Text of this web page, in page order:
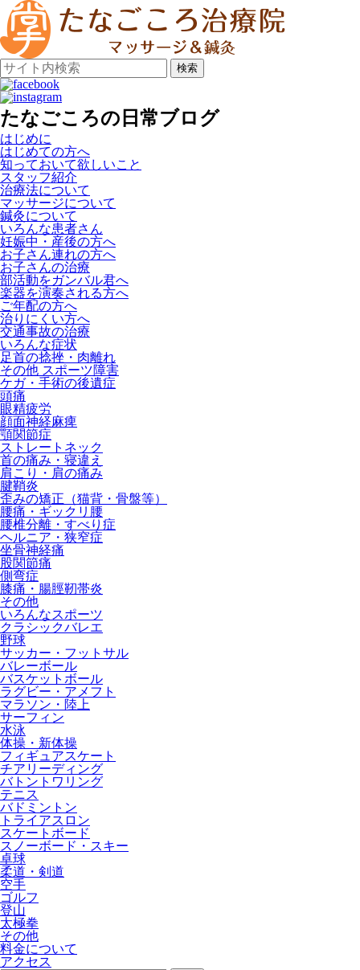
検索
たなごころの日常ブログ
はじめに
はじめての方へ
知っておいて欲しいこと
スタッフ紹介
治療法について
マッサージについて
鍼灸について
いろんな患者さん
妊娠中・産後の方へ
お子さん連れの方へ
お子さんの治療
部活動をガンバル君へ
楽器を演奏される方へ
ご年配の方へ
治りにくい方へ
交通事故の治療
いろんな症状
足首の捻挫・肉離れ
その他 スポーツ障害
ケガ・手術の後遺症
頭痛
眼精疲労
顔面神経麻痺
顎関節症
ストレートネック
首の痛み・寝違え
肩こり・肩の痛み
腱鞘炎
歪みの矯正（猫背・骨盤等）
腰痛・ギックリ腰
腰椎分離・すべり症
ヘルニア・狭窄症
坐骨神経痛
股関節痛
側弯症
膝痛・腸脛靭帯炎
その他
いろんなスポーツ
クラシックバレエ
野球
サッカー・フットサル
バレーボール
バスケットボール
ラグビー・アメフト
マラソン・陸上
サーフィン
水泳
体操・新体操
フィギュアスケート
チアリーディング
バトントワリング
テニス
バドミントン
トライアスロン
スケートボード
スノーボード・スキー
卓球
柔道・剣道
空手
ゴルフ
登山
太極拳
その他
料金について
アクセス